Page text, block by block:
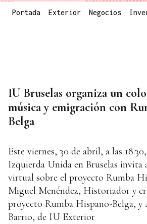
Portada Exterior Negocios
IU Bruselas organiza un
música y emigración con
Belga
Este viernes, 30 de abril, a las
Izquierda Unida en Bruselas invita
virtual sobre el proyecto Rumba
Miguel Menéndez, Historiador y
proyecto Rumba Hispano-Belga, y
Barrio, de IU Exterior